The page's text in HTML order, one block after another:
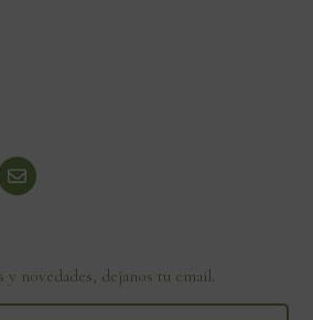
novedades, dejanos tu email.